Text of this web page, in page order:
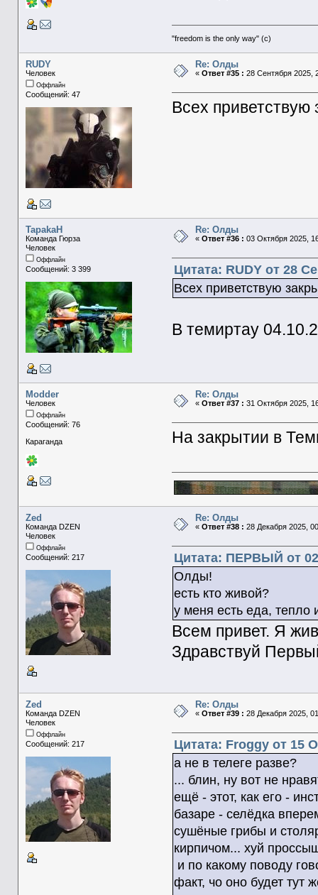
"freedom is the only way" (с)
RUDY
Человек
Оффлайн
Сообщений: 47
Re: Олды
« Ответ #35 : 28 Сентября 2025,
Всех приветствую
TapakaH
Команда Гюрза
Человек
Оффлайн
Сообщений: 3 399
Re: Олды
« Ответ #36 : 03 Октября 2025,
Цитата: RUDY от 28
Всех приветствую
В темиртау
Modder
Человек
Оффлайн
Сообщений: 76
Караганда
Re: Олды
« Ответ #37 : 31 Октября 2025,
На закрытии в
Zed
Команда DZEN
Человек
Оффлайн
Сообщений: 217
Re: Олды
« Ответ #38 : 28 Декабря 2025,
Цитата: ПЕРВЫЙ от 02
Олды!
есть кто живой?
у меня есть еда, тепло
Всем привет. Я
Здравствуй
Zed
Команда DZEN
Человек
Оффлайн
Сообщений: 217
Re: Олды
« Ответ #39 : 28 Декабря 2025,
Цитата: Froggy от 15
а не в телеге разве?
... блин, ну вот не
ещё - этот, как его -
базаре - селёдка
сушёные грибы и
кирпичом... хуй
и по какому поводу
факт, чо оно будет тут